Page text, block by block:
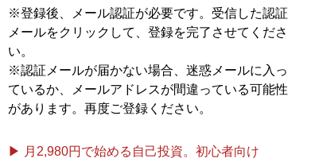
節約こそ最高のエンター
記事一覧へ
※登録後、メール認証が必要です。受信した認証
メールをクリックして、登録を完了させてくださ
い。
※認証メールが届かない場合、迷惑メールに入っ
ているか、メールアドレスが間違っている可能性
があります。再度ご登録ください。
▶ 月2,980円で始める自己投資。初心者向け